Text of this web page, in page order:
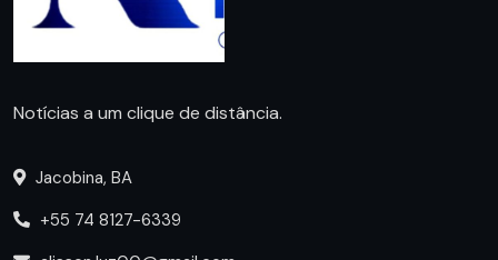
Notícias a um clique de distância.
Jacobina, BA
+55 74 8127-6339